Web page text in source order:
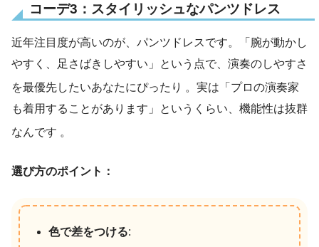
コーデ3：スタイリッシュなパンツドレス
近年注目度が高いのが、パンツドレスです。「腕が動かし
やすく、足さばきしやすい」という点で、演奏のしやすさ
を最優先したいあなたにぴったり 。実は「プロの演奏家
も着用することがあります」というくらい、機能性は抜群
なんです 。
選び方のポイント：
色で差をつける: